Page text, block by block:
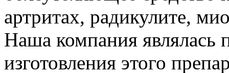
артритах, радикулите,
Наша компания являлась
изготовления этого